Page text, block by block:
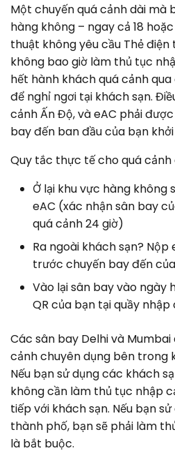
Một chuyến quá cảnh dài mà
hàng không – ngay cả 18
thuật không yêu cầu Thẻ
không bao giờ làm thủ tục
hết hành khách quá cảnh
để nghỉ ngơi tại khách sạn.
cảnh Ấn Độ, và eAC phải
bay đến ban đầu của bạn
Quy tắc thực tế cho quá cảnh
Ở lại khu vực hàng không
eAC (xác nhận sân bay
quá cảnh 24 giờ)
Ra ngoài khách sạn?
trước chuyến bay đến
Vào lại sân bay vào ngày
QR của bạn tại quầy
Các sân bay Delhi và
cảnh chuyên dụng bên trong
Nếu bạn sử dụng các khách
không cần làm thủ tục nhập
tiếp với khách sạn. Nếu bạn
thành phố, bạn sẽ phải làm
là bắt buộc.